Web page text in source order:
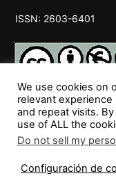
ISSN: 2603-6401
We use cookies on
relevant
and repeat visits.
use of ALL the
Do not sell my
Configuración de